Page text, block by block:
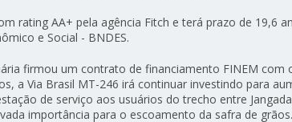
rating AA+ pela agência Fitch e terá prazo de 19,6
e Social - BNDES.
firmou um contrato de financiamento FINEM com
a Via Brasil MT-246 irá continuar investindo para
de serviço aos usuários do trecho entre
importância para o escoamento da safra de grãos.